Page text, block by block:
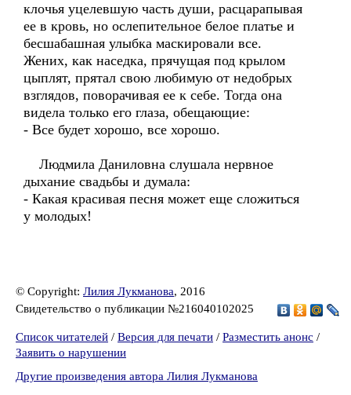
клочья уцелевшую часть души, расцарапывая
ее в кровь, но ослепительное белое платье и
бесшабашная улыбка маскировали все.
Жених, как наседка, прячущая под крылом
цыплят, прятал свою любимую от недобрых
взглядов, поворачивая ее к себе. Тогда она
видела только его глаза, обещающие:
- Все будет хорошо, все хорошо.
Людмила Даниловна слушала нервное
дыхание свадьбы и думала:
- Какая красивая песня может еще сложиться
у молодых!
© Copyright: Лилия Лукманова, 2016
Свидетельство о публикации №216040102025
Список читателей / Версия для печати / Разместить анонс /
Заявить о нарушении
Другие произведения автора Лилия Лукманова